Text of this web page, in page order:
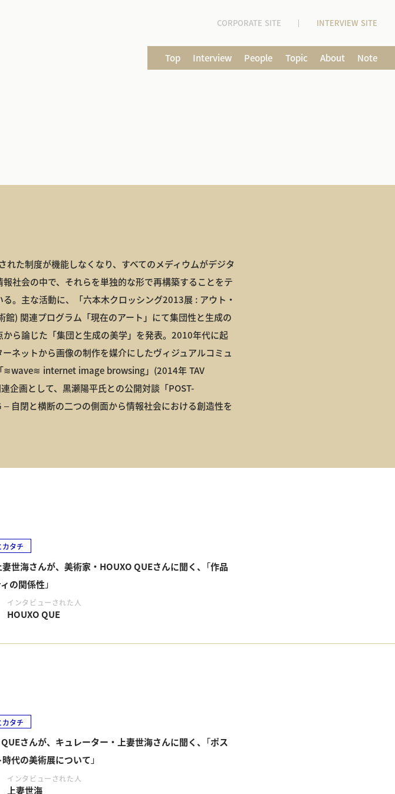
CORPORATE SITE INTERVIEW SITE
Top Interview People Topic About Note
れた制度が機能しなくなり、すべてのメディウムがデジタ
社会の中で、それらを単独的な形で再構築することをテ
。主な活動に、「六本木クロッシング2013展 : アウト・
) 関連プログラム「現在のアート」にて集団性と生成の
ら論じた「集団と生成の美学」を発表。2010年代に起
ネットから画像の制作を媒介にしたヴィジュアルコミュ
≋wave≋ internet image browsing」(2014年 TAV
企画として、黒瀬陽平氏との公開対談「POST-
– 自閉と横断の二つの側面から情報社会における創造性を
カタチ
世海さんが、美術家・HOUXO QUEさんに聞く、「作品
の関係性」
インタビューされた人
HOUXO QUE
カタチ
さんが、キュレーター・上妻世海さんに聞く、「ポス
代の美術展について」
インタビューされた人
上妻世海